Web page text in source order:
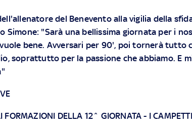
del Benevento alla vigilia della
Simone: "Sarà una bellissima giornata per i
bene. Avversari per 90', poi tornerà tutto
soprattutto per la passione che abbiamo. E
FORMAZIONI DELLA 12^ GIORNATA - I CAMPETTI